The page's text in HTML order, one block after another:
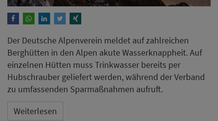
Der Deutsche Alpenverein meldet auf zahlreichen
Berghütten in den Alpen akute Wasserknappheit. Auf
einzelnen Hütten muss Trinkwasser bereits per
Hubschrauber geliefert werden, während der Verband
zu umfassenden Sparmaßnahmen aufruft.
Weiterlesen